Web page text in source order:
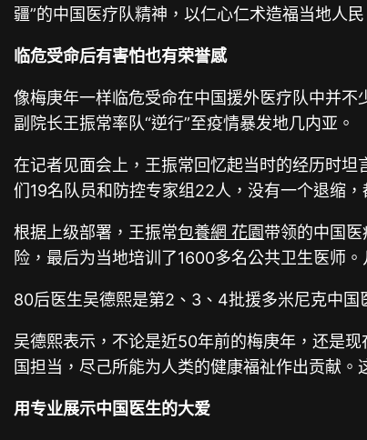
疆”的中国医疗队精神，以仁心仁术造福当地人
临危受命后有害怕也有荣誉感
像梅庚年一样临危受命在中国援外医疗队中并
副院长王振常率队“逆行”至疫情暴发地几内亚。
在记者见面会上，王振常回忆起当时的经历时
们19名队员和防控专家组22人，没有一个退缩
根据上级部署，王振常包養網 花園带领的中国
险，最后为当地培训了1600多名公共卫生医师
80后医生吴德熙是第2、3、4批援多米尼克中国
吴德熙表示，不论是近50年前的梅庚年，还是
国担当，尽己所能为人类的健康福祉作出贡献
用专业展示中国医生的大爱